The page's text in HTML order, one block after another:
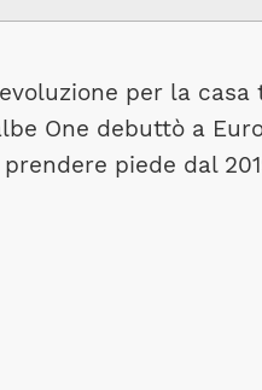
per la
One debuttò a
piede dal